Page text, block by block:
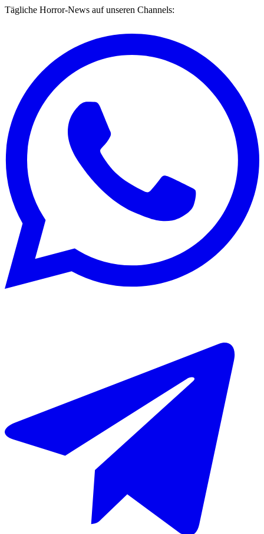
Tägliche Horror-News auf unseren Channels: